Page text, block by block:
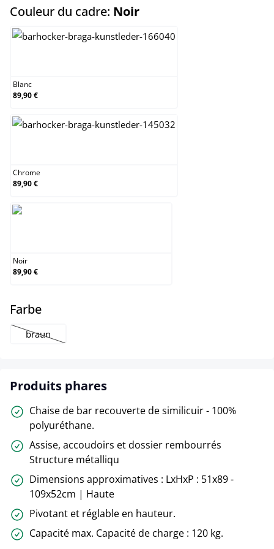
Couleur du cadre: Noirselect
Blanc
89,90 €
Chrome
89,90 €
Noir
89,90 €
Farbeselect
braun
(Cette option n'est pas disponible pour le moment.)
Produits phares
Chaise de bar recouverte de similicuir - 100%
polyuréthane.
Assise, accoudoirs et dossier rembourrés
Structure métalliqu
Dimensions approximatives : LxHxP : 51x89 -
109x52cm | Haute
Pivotant et réglable en hauteur.
Capacité max. Capacité de charge : 120 kg.